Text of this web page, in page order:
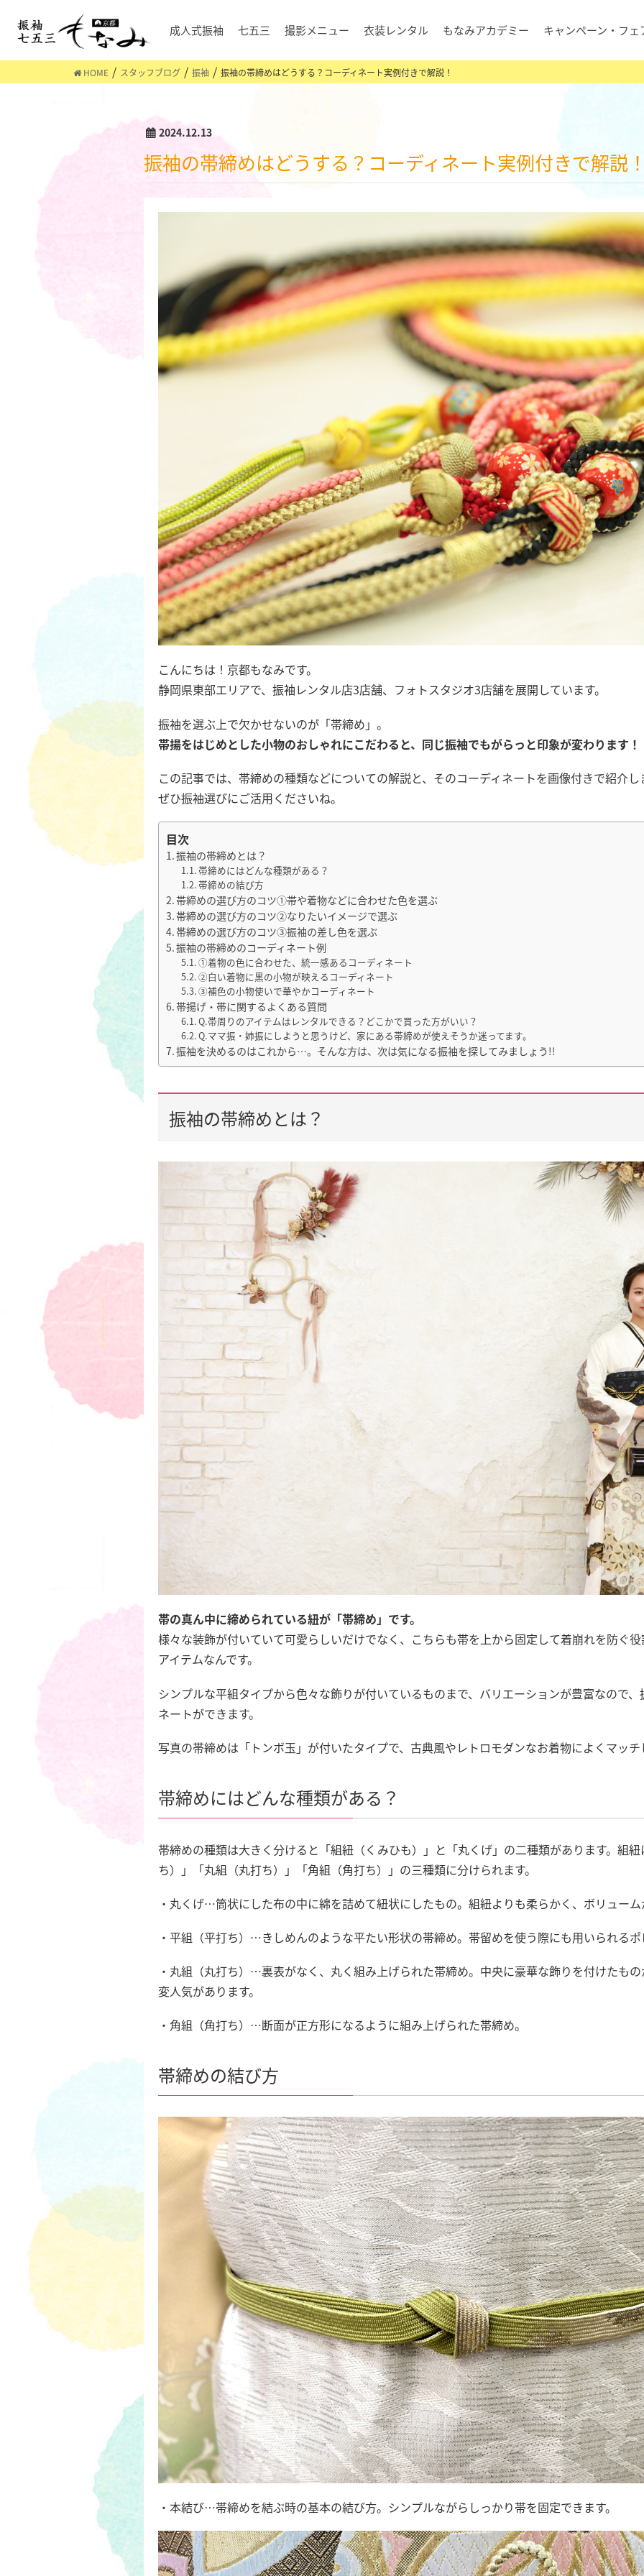
成人式振袖 七五三 撮影メニュー 衣装レンタル もなみアカデミー キャンペーン・フェ
HOME スタッフブログ 振袖 振袖の帯締めはどうする？コーディネート実例付きで解説！
2024.12.13
振袖の帯締めはどうする？コーディネート実例付きで解説
こんにちは！京都もなみです。
静岡県東部エリアで、振袖レンタル店3店舗、フォトスタジオ3店舗を展開しています。
振袖を選ぶ上で欠かせないのが「帯締め」。
帯揚をはじめとした小物のおしゃれにこだわると、同じ振袖でもがらっと印象が変わります！
この記事では、帯締めの種類などについての解説と、そのコーディネートを画像付きで紹介し
ぜひ振袖選びにご活用くださいね。
目次
振袖の帯締めとは？
帯締めにはどんな種類がある？
帯締めの結び方
帯締めの選び方のコツ①帯や着物などに合わせた色を選ぶ
帯締めの選び方のコツ②なりたいイメージで選ぶ
帯締めの選び方のコツ③振袖の差し色を選ぶ
振袖の帯締めのコーディネート例
①着物の色に合わせた、統一感あるコーディネート
②白い着物に黒の小物が映えるコーディネート
③補色の小物使いで華やかコーディネート
帯揚げ・帯に関するよくある質問
Q.帯周りのアイテムはレンタルできる？どこかで買った方がいい？
Q.ママ振・姉振にしようと思うけど、家にある帯締めが使えそうか迷ってます。
振袖を決めるのはこれから…。そんな方は、次は気になる振袖を探してみましょう!!
振袖の帯締めとは？
帯の真ん中に締められている紐が「帯締め」です。
様々な装飾が付いていて可愛らしいだけでなく、こちらも帯を上から固定して着崩れを防ぐ
アイテムなんです。
シンプルな平組タイプから色々な飾りが付いているものまで、バリエーションが豊富なので
ネートができます。
写真の帯締めは「トンボ玉」が付いたタイプで、古典風やレトロモダンなお着物によくマッチ
帯締めにはどんな種類がある？
帯締めの種類は大きく分けると「組紐（くみひも）」と「丸くげ」の二種類があります。組
ち）」「丸組（丸打ち）」「角組（角打ち）」の三種類に分けられます。
・丸くげ…筒状にした布の中に綿を詰めて紐状にしたもの。組紐よりも柔らかく、ボリュー
・平組（平打ち）…きしめんのような平たい形状の帯締め。帯留めを使う際にも用いられる
・丸組（丸打ち）…裏表がなく、丸く組み上げられた帯締め。中央に豪華な飾りを付けたも
変人気があります。
・角組（角打ち）…断面が正方形になるように組み上げられた帯締め。
帯締めの結び方
・本結び…帯締めを結ぶ時の基本の結び方。シンプルながらしっかり帯を固定できます。